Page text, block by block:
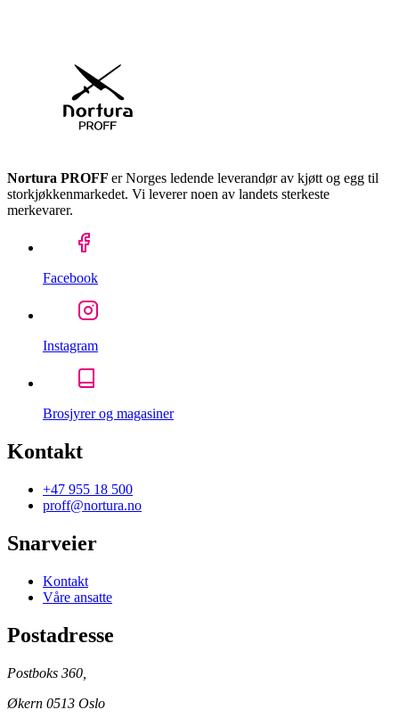
Nortura PROFF er Norges ledende leverandør av kjøtt og egg til
storkjøkkenmarkedet. Vi leverer noen av landets sterkeste
merkevarer.
Facebook
Instagram
Brosjyrer og magasiner
Kontakt
+47 955 18 500
proff@nortura.no
Snarveier
Kontakt
Våre ansatte
Postadresse
Postboks 360,
Økern 0513 Oslo